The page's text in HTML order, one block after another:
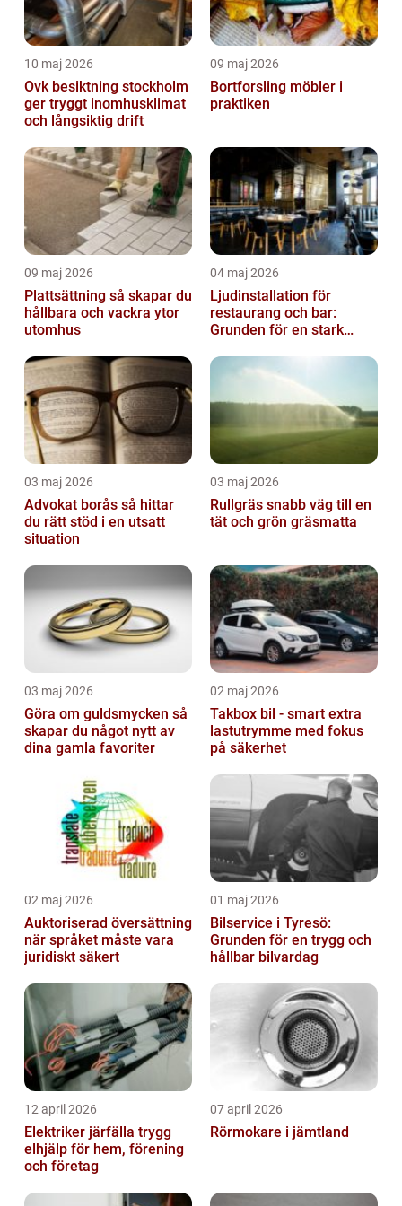
10 maj 2026
Ovk besiktning stockholm
ger tryggt inomhusklimat
och långsiktig drift
09 maj 2026
Bortforsling möbler i
praktiken
09 maj 2026
Plattsättning så skapar du
hållbara och vackra ytor
utomhus
04 maj 2026
Ljudinstallation för
restaurang och bar:
Grunden för en stark
03 maj 2026
Advokat borås så hittar
du rätt stöd i en utsatt
situation
03 maj 2026
Rullgräs snabb väg till en
tät och grön gräsmatta
03 maj 2026
Göra om guldsmycken så
skapar du något nytt av
dina gamla favoriter
02 maj 2026
Takbox bil - smart extra
lastutrymme med fokus
på säkerhet
02 maj 2026
Auktoriserad översättning
när språket måste vara
juridiskt säkert
01 maj 2026
Bilservice i Tyresö:
Grunden för en trygg och
hållbar bilvardag
12 april 2026
Elektriker järfälla trygg
elhjälp för hem, förening
och företag
07 april 2026
Rörmokare i jämtland